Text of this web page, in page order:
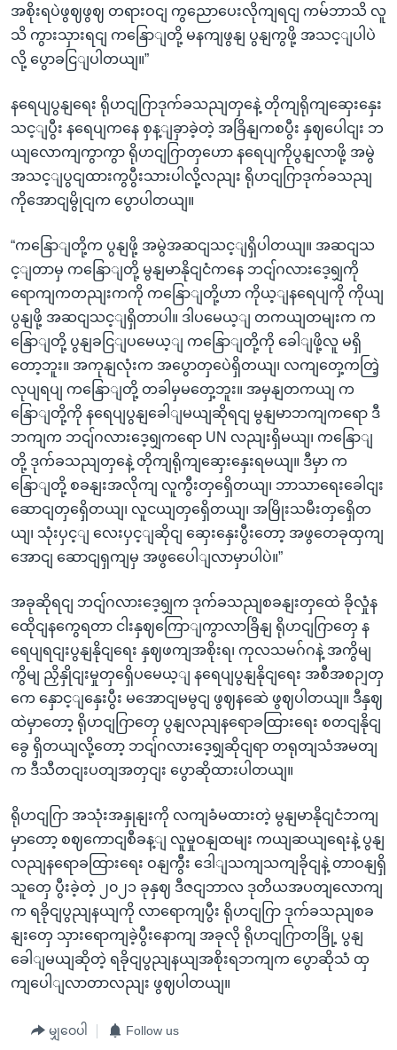
အစိုးရပဲဖွဈဖွဈ တရားဝငျ ကွညောပေးလိုကျရငျ ကမ်ဘာသိ လူ
သိ ကွားသှားရငျ ကနြောျတို့ မနကျဖွနျ ပွနျကွဖို့ အသင့ျပါပဲ
လို့ ပွောခငြျပါတယျ။”
နရေပျပွနျရေး ရိုဟငျဂြာဒုက်ခသညျတှနေဲ့ တိုကျရိုကျဆှေးနှေး
သင့ျပွီး နရေပျကနေ စှန့ျခှာခဲ့တဲ့ အခြိနျကစပွီး နှဈပေါငျး ဘ
ယျလောကျကွာကွာ ရိုဟငျဂြာတှဟော နရေပျကိုပွနျလာဖို့ အမွဲ
အသင့ျပွငျထားကွပွီးသားပါလို့လညျး ရိုဟငျဂြာဒုက်ခသညျ
ကိုအောငျမွိုငျက ပွောပါတယျ။
“ကနြောျတို့က ပွနျဖို့ အမွဲအဆငျသင့ျရှိပါတယျ။ အဆငျသ
င့ျတာမှ ကနြောျတို့ မွနျမာနိုငျငံကနေ ဘငျ်ဂလားဒေ့ရျှကို
ရောကျကတညျးကကို ကနြောျတို့ဟာ ကိုယ့ျနရေပျကို ကိုယျ
ပွနျဖို့ အဆငျသင့ျရှိတာပါ။ ဒါပမေယ့ျ တကယျတမျးက က
နြောျတို့ ပွနျခငြျပမေယ့ျ ကနြောျတို့ကို ခေါျဖို့လူ မရှိ
တော့ဘူး။ အကုနျလုံးက အပွောတှပေဲရှိတယျ၊ လကျတှေ့ကတြဲ့
လုပျရပျ ကနြောျတို့ တခါမှမတှေ့ဘူး။ အမှနျတကယျ က
နြောျတို့ကို နရေပျပွနျခေါျမယျဆိုရငျ မွနျမာဘကျကရော ဒီ
ဘကျက ဘငျ်ဂလားဒေ့ရျှကရော UN လညျးရှိမယျ၊ ကနြောျ
တို့ ဒုက်ခသညျတှနေဲ့ တိုကျရိုကျဆှေးနှေးရမယျ။ ဒီမှာ က
နြောျတို့ စခနျးအလိုကျ လူကွီးတှရှေိတယျ၊ ဘာသာရေးခေါငျး
ဆောငျတှရှေိတယျ၊ လူငယျတှရှေိတယျ၊ အမြိုးသမီးတှရှေိတ
ယျ၊ သုံးပှင့ျ လေးပှင့ျဆိုငျ ဆှေးနှေးပွီးတော့ အဖွတေခုထှကျ
အောငျ ဆောငျရှကျမှ အဖွပေေါျလာမှာပါပဲ။”
အခုဆိုရငျ ဘငျ်ဂလားဒေ့ရျှက ဒုက်ခသညျစခနျးတှထေဲ ခိုလှုံန
ထေိုငျနကွေရတာ ငါးနှဈကြောျကွာလာခြိနျ ရိုဟငျဂြာတှေ န
ရေပျရငျးပွနျနိုငျရေး နှဈဖကျအစိုးရ၊ ကုလသမဂ်ဂနဲ့ အကွိမျ
ကွိမျ ညှိနှိုငျးမှုတှရှေိပမေယ့ျ နရေပျပွနျနိုငျရေး အစီအစဉျတှ
ကေ နှောင့ျနှေးပွီး မအောငျမမွငျ ဖွဈနဆေဲ ဖွဈပါတယျ။ ဒီနှဈ
ထဲမှာတော့ ရိုဟငျဂြာတှေ ပွနျလညျနရောခထြားရေး စတငျနိုငျ
ခွေ ရှိတယျလို့တော့ ဘငျ်ဂလားဒေ့ရျှဆိုငျရာ တရုတျသံအမတျ
က ဒီသီတငျးပတျအတှငျး ပွောဆိုထားပါတယျ။
ရိုဟငျဂြာ အသုံးအနှုနျးကို လကျခံမထားတဲ့ မွနျမာနိုငျငံဘကျ
မှာတော့ စဈကောငျစီခန့ျ လူမှုဝနျထမျး ကယျဆယျရေးနဲ့ ပွနျ
လညျနရောခထြားရေး ဝနျကွီး ဒေါျသကျသကျခိုငျနဲ့ တာဝနျရှိ
သူတှေ ပွီးခဲ့တဲ့ ၂၀၂၁ ခုနှဈ ဒီဇငျဘာလ ဒုတိယအပတျလောကျ
က ရခိုငျပွညျနယျကို လာရောကျပွီး ရိုဟငျဂြာ ဒုက်ခသညျစခ
နျးတှေ သှားရောကျခဲ့ပွီးနောကျ အခုလို ရိုဟငျဂြာတခြို့ ပွနျ
ခေါျမယျဆိုတဲ့ ရခိုငျပွညျနယျအစိုးရဘကျက ပွောဆိုသံ ထှ
ကျပေါျလာတာလညျး ဖွဈပါတယျ။
မျှဝေပါ Follow us